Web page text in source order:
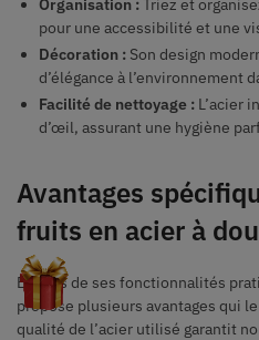
Organisation : Triez et
pour une accessibilité et une
Décoration : Son design
d’élégance à l’environnement
Facilité de nettoyage : L’acier
d’œil, assurant une hygiène
Avantages
fruits en acier à
En plus de ses fonctionnalités
propose plusieurs avantages qui
qualité de l’acier utilisé garantit